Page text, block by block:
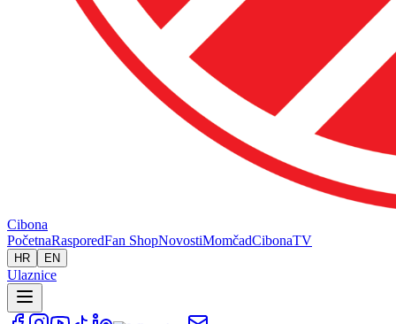
Cibona
PočetnaRasporedFan ShopNovostiMomčadCibonaTV
HR EN
Ulaznice